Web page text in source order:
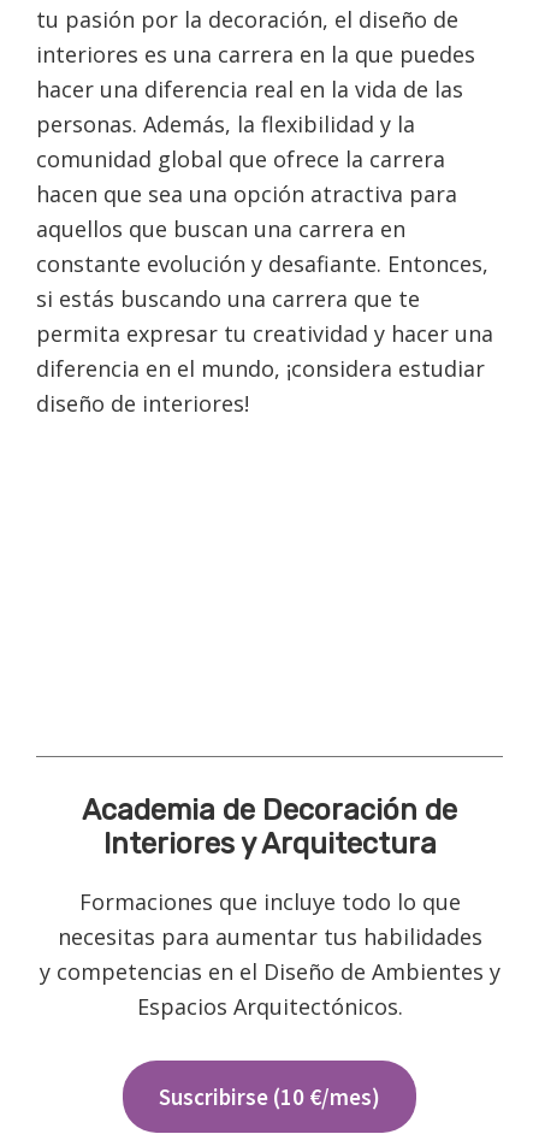
tu pasión por la decoración, el diseño de
interiores es una carrera en la que puedes
hacer una diferencia real en la vida de las
personas. Además, la flexibilidad y la
comunidad global que ofrece la carrera
hacen que sea una opción atractiva para
aquellos que buscan una carrera en
constante evolución y desafiante. Entonces,
si estás buscando una carrera que te
permita expresar tu creatividad y hacer una
diferencia en el mundo, ¡considera estudiar
diseño de interiores!
Academia de Decoración de
Interiores y Arquitectura
Formaciones que incluye todo lo que
necesitas para aumentar tus habilidades
y competencias en el Diseño de Ambientes y
Espacios Arquitectónicos.
Suscribirse (10 €/mes)